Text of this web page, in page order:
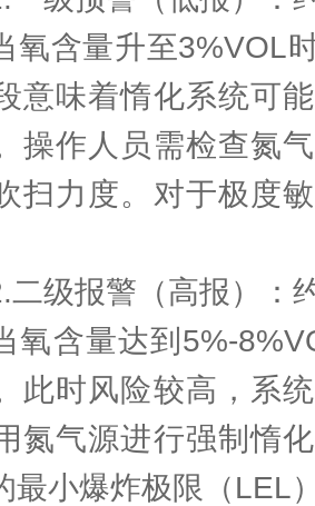
含量升至3%VOL时
意味着惰化系统可
操作人员需检查氮
扫力度。对于极度
报警（高报）：
含量达到5%-
此时风险较高，系
氮气源进行强制惰
最小爆炸极限（LEL